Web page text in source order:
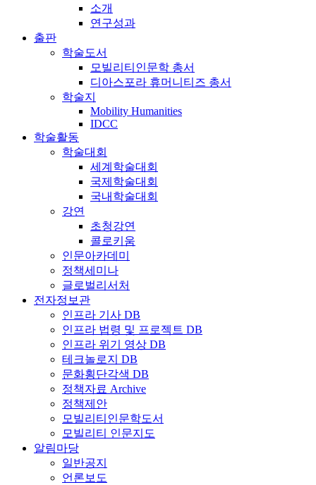
소개
연구성과
출판
학술도서
모빌리티인문학 총서
디아스포라 휴머니티즈 총서
학술지
Mobility Humanities
IDCC
학술활동
학술대회
세계학술대회
국제학술대회
국내학술대회
강연
초청강연
콜로키움
인문아카데미
정책세미나
글로벌리서처
전자정보관
인프라 기사 DB
인프라 법령 및 프로젝트 DB
인프라 위기 영상 DB
테크놀로지 DB
문화횡단각색 DB
정책자료 Archive
정책제안
모빌리티인문학도서
모빌리티 인문지도
알림마당
일반공지
언론보도